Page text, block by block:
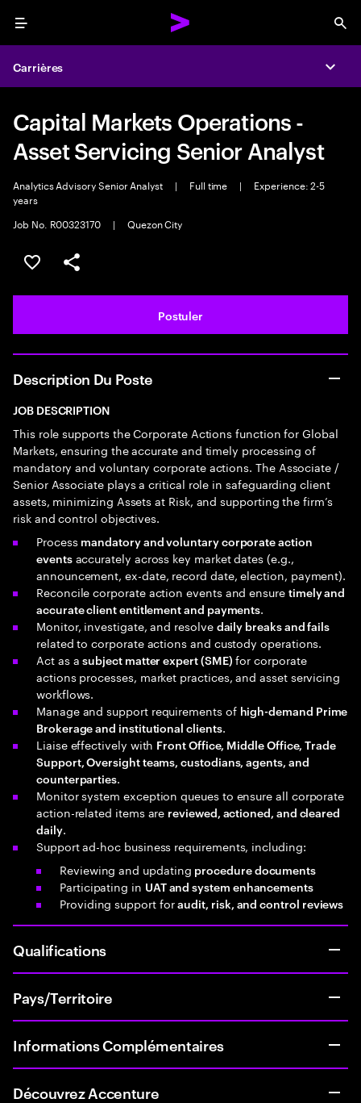
Menu
Carrières
Capital Markets Operations -
Asset Servicing Senior Analyst
Analytics Advisory Senior Analyst | Full time |
Experience: 2-5
years
Job No. R00323170
| Quezon City
Sélectionner pour enregistrer l'annonce
PARTAGER
Postuler
Description Du Poste
JOB DESCRIPTION
This role supports the Corporate Actions function for Global
Markets, ensuring the accurate and timely processing of
mandatory and voluntary corporate actions. The Associate /
Senior Associate plays a critical role in safeguarding client
assets, minimizing Assets at Risk, and supporting the firm’s
risk and control objectives.
Process mandatory and voluntary corporate action
eventsaccurately across key market dates (e.g.,
announcement, ex-date, record date, election, payment).
Reconcile corporate action events and ensure timely and
accurate client entitlement and payments.
Monitor, investigate, and resolve daily breaks and fails
related to corporate actions and custody operations.
Act as asubject matter expert (SME) for corporate
actions processes, market practices, and asset servicing
workflows.
Manage and support requirements of high-demand Prime
Brokerage and institutional clients.
Liaise effectively with Front Office, Middle Office, Trade
Support, Oversight teams, custodians, agents, and
counterparties.
Monitor system exception queues to ensure all corporate
action-related items are reviewed, actioned, and cleared
daily.
Support ad-hoc business requirements, including:
Reviewing and updating procedure documents
Participating in UAT and system enhancements
Providing support foraudit, risk, and control reviews
Qualifications
Pays/Territoire
Informations Complémentaires
Découvrez Accenture